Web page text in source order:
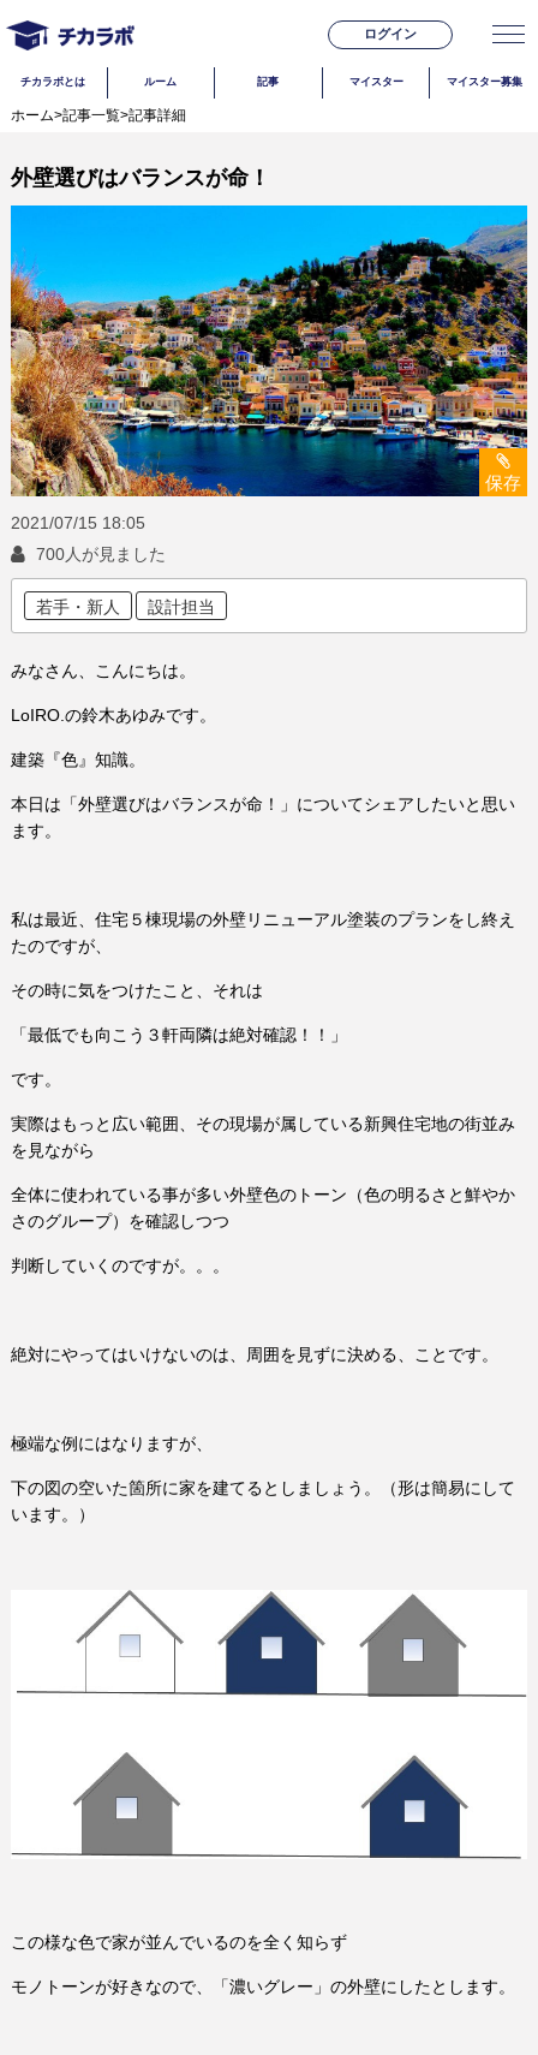
ログイン
チカラボとは ルーム 記事 マイスター マイスター募集
ホーム>記事一覧>記事詳細
外壁選びはバランスが命！
保存
2021/07/15 18:05
700人が見ました
若手・新人 設計担当
みなさん、こんにちは。
LoIRO.の鈴木あゆみです。
建築『色』知識。
本日は「外壁選びはバランスが命！」についてシェアしたいと思い
ます。
私は最近、住宅５棟現場の外壁リニューアル塗装のプランをし終え
たのですが、
その時に気をつけたこと、それは
「最低でも向こう３軒両隣は絶対確認！！」
です。
実際はもっと広い範囲、その現場が属している新興住宅地の街並み
を見ながら
全体に使われている事が多い外壁色のトーン（色の明るさと鮮やか
さのグループ）を確認しつつ
判断していくのですが。。。
絶対にやってはいけないのは、周囲を見ずに決める、ことです。
極端な例にはなりますが、
下の図の空いた箇所に家を建てるとしましょう。（形は簡易にして
います。）
この様な色で家が並んでいるのを全く知らず
モノトーンが好きなので、「濃いグレー」の外壁にしたとします。